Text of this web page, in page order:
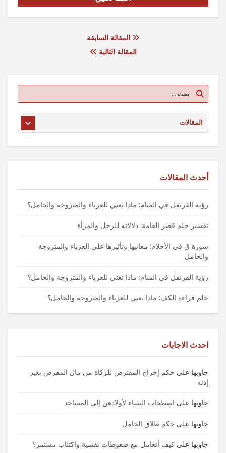
المقالة السابقة
المقالة التالية
أحدث المقالات
رؤية القرنفل في المنام: ماذا تعني للعزباء والمتزوجة والحامل؟
تفسير حلم قصر القامة: دلالاته للرجل والمرأة
سورة ق في الأحلام: معانيها وتأثيرها على العزباء والمتزوجة
والحامل
رؤية القرنفل في المنام: ماذا تعني للعزباء والمتزوجة والحامل؟
حلم قراءة الكف: ماذا يعني للعزباء والمتزوجة والحامل؟
احدث الاجابات
جاوبها على حكم إخراج المقترض للزكاة من مال المقرض بغير
إذنه
جاوبها على اصطحاب النساء لأولادهن إلى المساجد
جاوبها على حكم طلاق الحامل
جاوبها على كيف أتعامل مع ضغوطات نفسية واكتئاب مستمر؟